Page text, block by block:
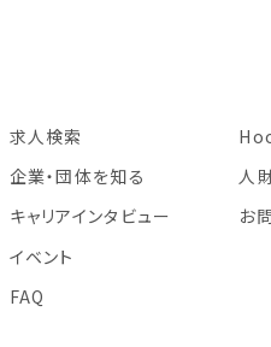
求人検索
企業・団体を知る
キャリアインタビュー
イベント
FAQ
人
お